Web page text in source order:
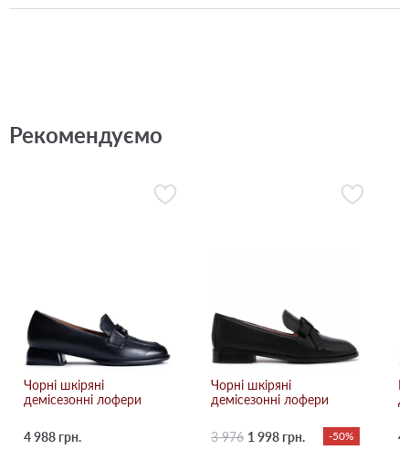
Рекомендуємо
Чорні шкіряні
демісезонні лофери
4 988 грн.
Чорні шкіряні
демісезонні лофери
3 976 1 998 грн. -50% 4